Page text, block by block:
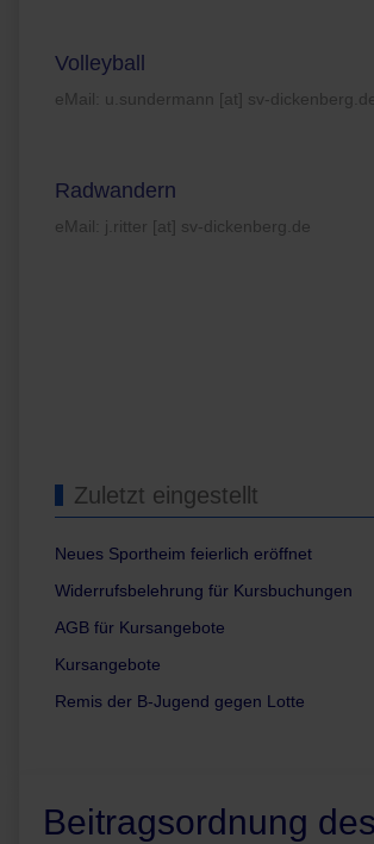
Volleyball
eMail: u.sundermann [at] sv-
Radwandern
eMail: j.ritter [at] sv-dickenberg.de
Zuletzt eingestellt
Neues Sportheim feierlich eröffnet
Widerrufsbelehrung für Kursbuchungen
AGB für Kursangebote
Kursangebote
Remis der B-Jugend gegen Lotte
Beitragsordnung